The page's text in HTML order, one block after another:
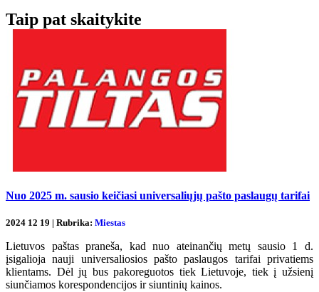
Taip pat skaitykite
Nuo 2025 m. sausio keičiasi universaliųjų pašto paslaugų tarifai
2024 12 19 | Rubrika: Miestas
Lietuvos paštas praneša, kad nuo ateinančių metų sausio 1 d.
įsigalioja nauji universaliosios pašto paslaugos tarifai privatiems
klientams. Dėl jų bus pakoreguotos tiek Lietuvoje, tiek į užsienį
siunčiamos korespondencijos ir siuntinių kainos.